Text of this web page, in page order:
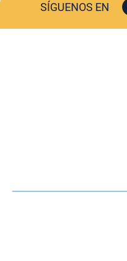
SÍGUENOS EN